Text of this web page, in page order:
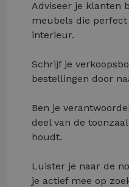
Adviseer je klanten
meubels die
interieur.
Schrijf je
bestellingen door
Ben je
deel van de
houdt.
Luister je naar de
je actief mee op